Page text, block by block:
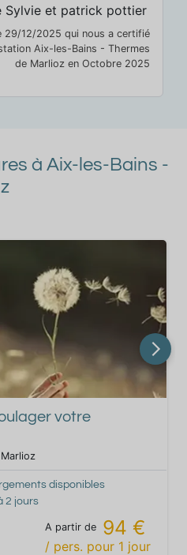
Sylvie et patrick pottier
29/12/2025 qui nous a certifié
Aix-les-Bains - Thermes
de Marlioz en Octobre 2025
à Aix-les-Bains -
votre
disponibles
2 jours
A partir de 94 €
/ pers. pour 1 jour